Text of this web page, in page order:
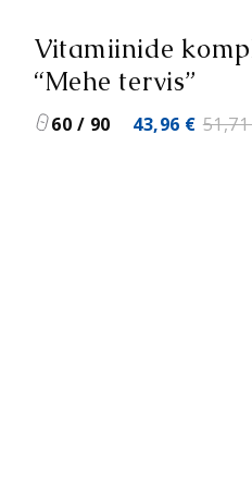
Vitamiinide
“Mehe tervis”
60 / 90
Algne
43,96 €